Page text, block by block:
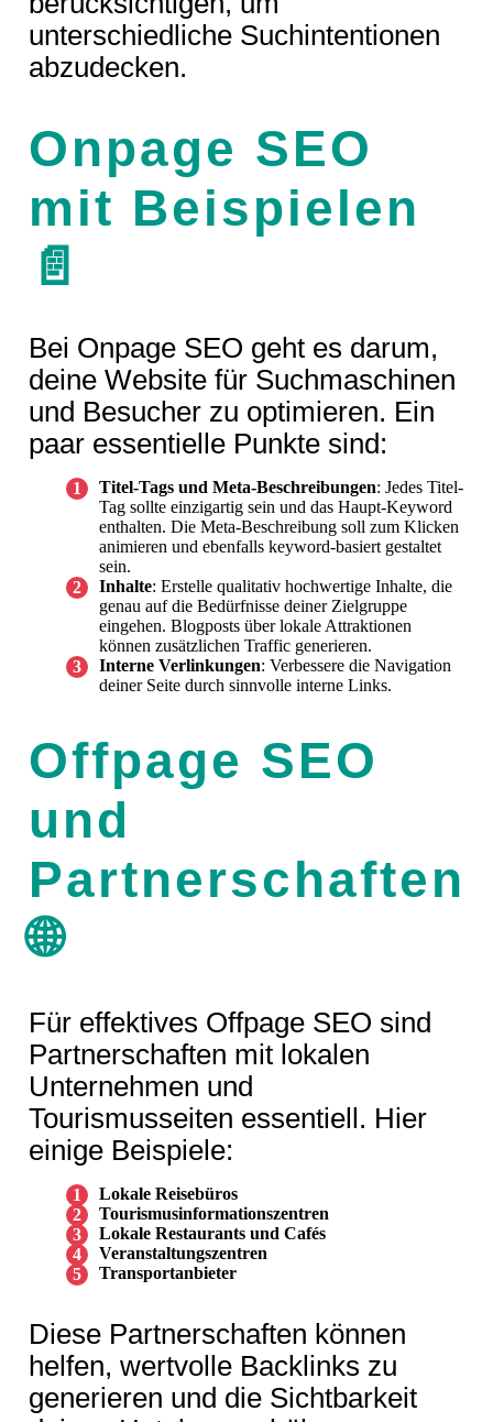
unterschiedliche Suchintentionen
abzudecken.
Onpage SEO
mit Beispielen
📄
Bei Onpage SEO geht es darum,
deine Website für Suchmaschinen
und Besucher zu optimieren. Ein
paar essentielle Punkte sind:
Titel-Tags und Meta-Beschreibungen: Jedes Titel-
Tag sollte einzigartig sein und das Haupt-Keyword
enthalten. Die Meta-Beschreibung soll zum Klicken
animieren und ebenfalls keyword-basiert gestaltet
sein.
Inhalte: Erstelle qualitativ hochwertige Inhalte, die
genau auf die Bedürfnisse deiner Zielgruppe
eingehen. Blogposts über lokale Attraktionen
können zusätzlichen Traffic generieren.
Interne Verlinkungen: Verbessere die Navigation
deiner Seite durch sinnvolle interne Links.
Offpage SEO
und
Partnerschaften
🌐
Für effektives Offpage SEO sind
Partnerschaften mit lokalen
Unternehmen und
Tourismusseiten essentiell. Hier
einige Beispiele:
Lokale Reisebüros
Tourismusinformationszentren
Lokale Restaurants und Cafés
Veranstaltungszentren
Transportanbieter
Diese Partnerschaften können
helfen, wertvolle Backlinks zu
generieren und die Sichtbarkeit